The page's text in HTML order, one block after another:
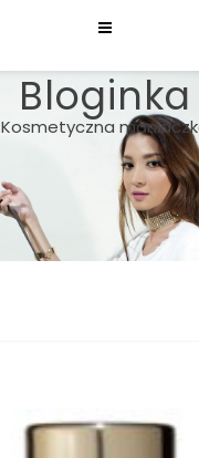
Bloginka
Kosmetyczna